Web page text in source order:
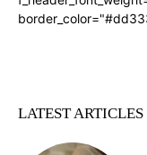
LATEST ARTICLES